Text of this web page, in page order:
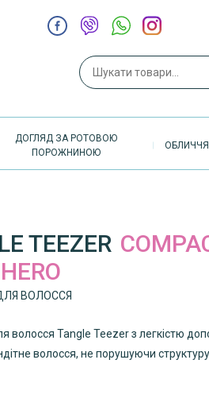
Пошук
ДОГЛЯД ЗА РОТОВОЮ
ПОРОЖНИНОЮ
ОБЛИЧЧЯ
TEEZER
ВОЛОССЯ
волосся Tangle Teezer з легкістю
волосся, не порушуючи